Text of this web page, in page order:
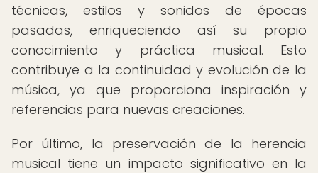
técnicas, estilos y sonidos de épocas
pasadas, enriqueciendo así su propio
conocimiento y práctica musical. Esto
contribuye a la continuidad y evolución de la
música, ya que proporciona inspiración y
referencias para nuevas creaciones.
Por último, la preservación de la herencia
musical tiene un impacto significativo en la